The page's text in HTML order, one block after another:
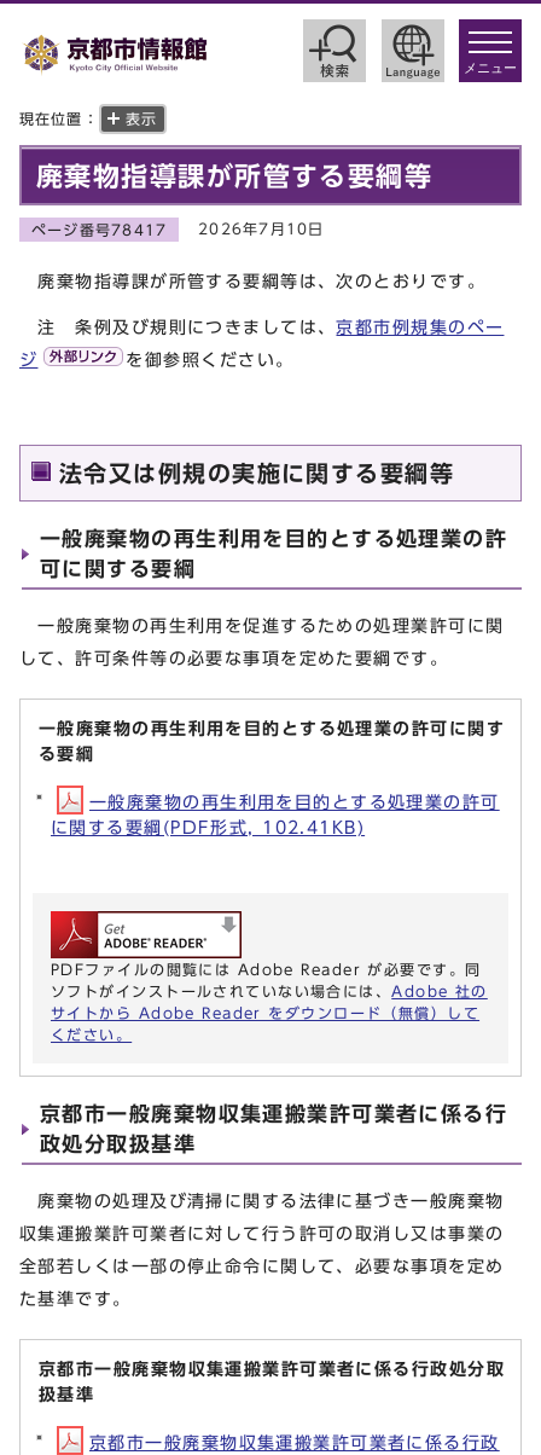
toggle
メニュー
現在位置： 表示
廃棄物指導課が所管する要綱等
ページ番号78417 2026年7月10日
廃棄物指導課が所管する要綱等は、次のとおりです。
注 条例及び規則につきましては、京都市例規集のペー
ジ
を御参照ください。
法令又は例規の実施に関する要綱等
一般廃棄物の再生利用を目的とする処理業の許
可に関する要綱
一般廃棄物の再生利用を促進するための処理業許可に関
して、許可条件等の必要な事項を定めた要綱です。
一般廃棄物の再生利用を目的とする処理業の許可に関す
る要綱
一般廃棄物の再生利用を目的とする処理業の許可
に関する要綱(PDF形式, 102.41KB)
PDFファイルの閲覧には Adobe Reader が必要です。同
ソフトがインストールされていない場合には、 Adobe 社の
サイトから Adobe Reader をダウンロード（無償）して
ください。
京都市一般廃棄物収集運搬業許可業者に係る行
政処分取扱基準
廃棄物の処理及び清掃に関する法律に基づき一般廃棄物
収集運搬業許可業者に対して行う許可の取消し又は事業の
全部若しくは一部の停止命令に関して、必要な事項を定め
た基準です。
京都市一般廃棄物収集運搬業許可業者に係る行政処分取
扱基準
京都市一般廃棄物収集運搬業許可業者に係る行政